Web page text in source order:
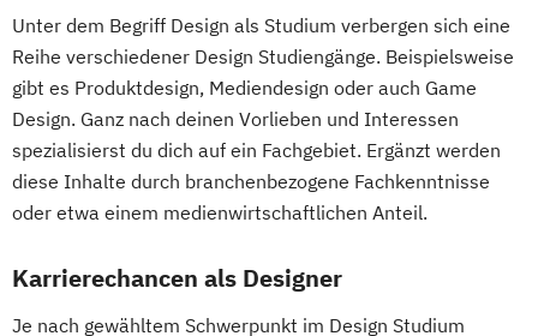
Unter dem Begriff Design als Studium verbergen sich eine
Reihe verschiedener Design Studiengänge. Beispielsweise
gibt es Produktdesign, Mediendesign oder auch Game
Design. Ganz nach deinen Vorlieben und Interessen
spezialisierst du dich auf ein Fachgebiet. Ergänzt werden
diese Inhalte durch branchenbezogene Fachkenntnisse
oder etwa einem medienwirtschaftlichen Anteil.
Karrierechancen als Designer
Je nach gewähltem Schwerpunkt im Design Studium